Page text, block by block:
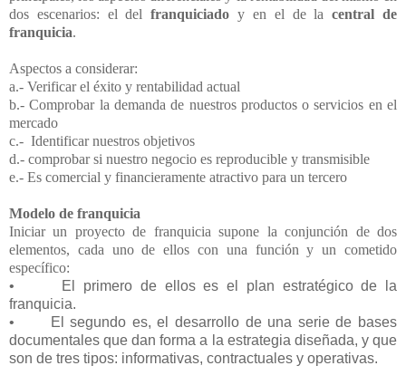
dos escenarios: el delfranquiciado y en el de lacentral de
franquicia.
Aspectos a considerar:
a.- Verificar el éxito y rentabilidad actual
b.- Comprobar la demanda de nuestros productos o servicios en el
mercado
c.- Identificar nuestros objetivos
d.- comprobar si nuestro negocio es reproducible y transmisible
e.- Es comercial y financieramente atractivo para un tercero
Modelo de franquicia
Iniciar un proyecto de franquicia supone la conjunción de dos
elementos, cada uno de ellos con una función y un cometido
específico:
•
El primero de ellos es el plan estratégico de la
franquicia.
•
El segundo es, el desarrollo de una serie de bases
documentales que dan forma a la estrategia diseñada, y que
son de tres tipos: informativas, contractuales y operativas.